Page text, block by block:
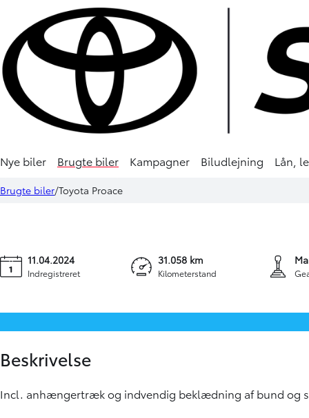
Nye biler Brugte biler Kampagner Biludlejning Lån,
Toyota Proace
Long 2,0 D Comfort Master 144HK Van 6g
Brugte biler Toyota Proace
DEMO
Indregistreret
11.04.2024
Kilometerstand
31.058 km
Beskrivelse
Incl. anhængertræk og indvendig beklædning af bund og